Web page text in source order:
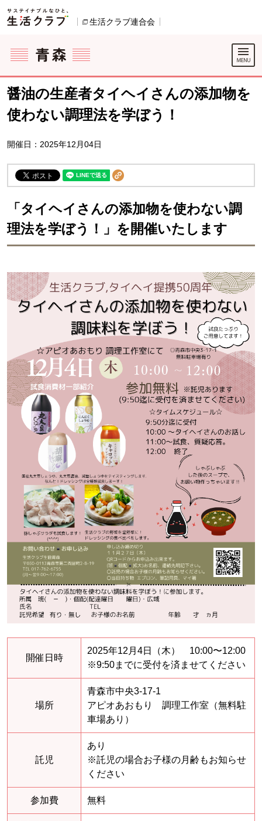
ページの先頭です。
生活クラブ連合会
ここからサイト内共通メニューです。
サイト内共通メニューをスキップする
サイト内共通メニューここまで。
醤油の生産者タイヘイさんの添加物を
使わない調理法を学ぼう！
開催日：2025年12月04日
「タイヘイさんの添加物を使わない調
理法を学ぼう！」を開催いたします
開催日時
2025年12月4日（木） 10:00〜12:00
※9:50までに受付を済ませてください
場所
青森市中央3-17-1
アピオあおもり 調理工作室（無料駐
車場あり）
託児
あり
※託児の場合お子様の月齢もお知らせ
ください
参加費 無料